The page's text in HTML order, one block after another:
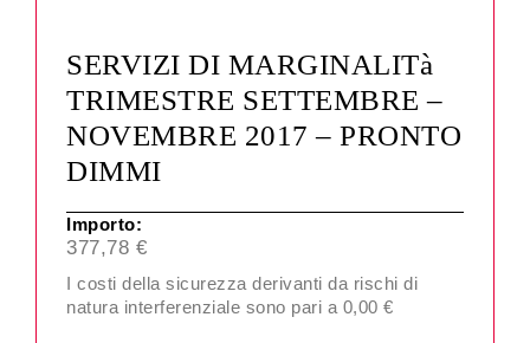
SERVIZI DI MARGINALITà
TRIMESTRE SETTEMBRE –
NOVEMBRE 2017 – PRONTO
DIMMI
Importo:
377,78 €
I costi della sicurezza derivanti da rischi di
natura interferenziale sono pari a 0,00 €